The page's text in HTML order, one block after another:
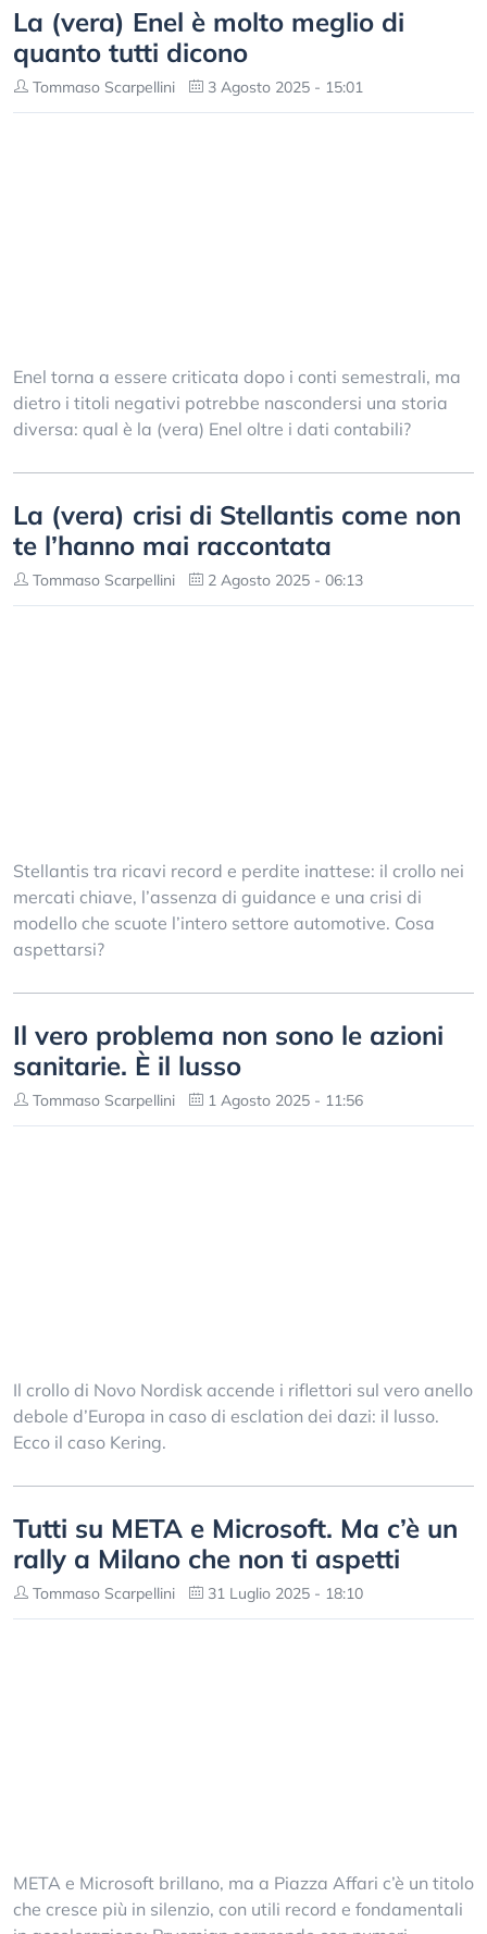
La (vera) Enel è molto meglio di
quanto tutti dicono
Tommaso Scarpellini 3 Agosto 2025 - 15:01
Enel torna a essere criticata dopo i conti semestrali, ma
dietro i titoli negativi potrebbe nascondersi una storia
diversa: qual è la (vera) Enel oltre i dati contabili?
La (vera) crisi di Stellantis come non
te l’hanno mai raccontata
Tommaso Scarpellini 2 Agosto 2025 - 06:13
Stellantis tra ricavi record e perdite inattese: il crollo nei
mercati chiave, l’assenza di guidance e una crisi di
modello che scuote l’intero settore automotive. Cosa
aspettarsi?
Il vero problema non sono le azioni
sanitarie. È il lusso
Tommaso Scarpellini 1 Agosto 2025 - 11:56
Il crollo di Novo Nordisk accende i riflettori sul vero anello
debole d’Europa in caso di esclation dei dazi: il lusso.
Ecco il caso Kering.
Tutti su META e Microsoft. Ma c’è un
rally a Milano che non ti aspetti
Tommaso Scarpellini 31 Luglio 2025 - 18:10
META e Microsoft brillano, ma a Piazza Affari c’è un titolo
che cresce più in silenzio, con utili record e fondamentali